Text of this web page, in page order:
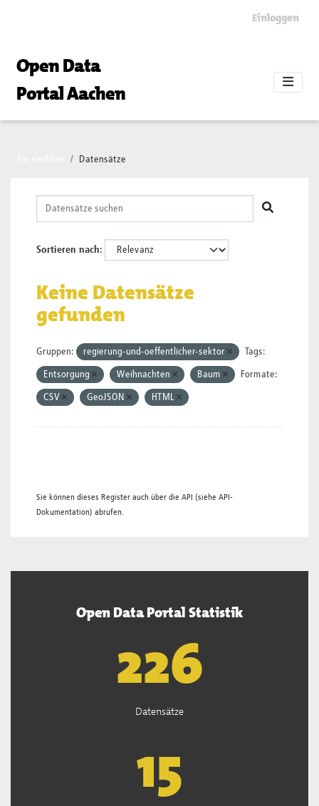
Einloggen
Open Data
Portal Aachen
Datensätze
Sortieren nach
Keine Datensätze
gefunden
Gruppen: regierung-und-oeffentlicher-sektor Tags:
Entsorgung Weihnachten Baum Formate:
CSV GeoJSON HTML
Sie können dieses Register auch über die API (siehe API-
Dokumentation) abrufen.
Open Data Portal Statistik
226
Datensätze
15